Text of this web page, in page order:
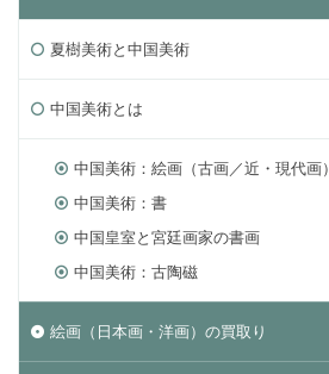
夏樹美術と中国美術
中国美術とは
中国美術：絵画（古画／近・現代画）
中国美術：書
中国皇室と宮廷画家の書画
中国美術：古陶磁
絵画（日本画・洋画）の買取り